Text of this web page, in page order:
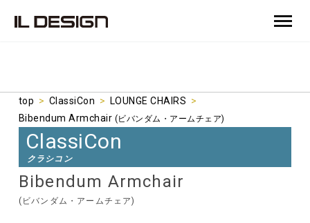
top > ClassiCon > LOUNGE CHAIRS >
Bibendum Armchair (ビバンダム・アームチェア)
ClassiCon
クラシコン
Bibendum Armchair
(ビバンダム・アームチェア)